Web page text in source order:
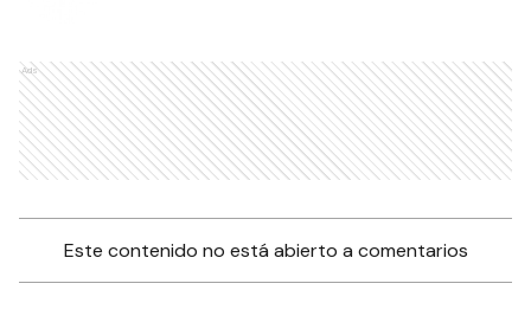
Ads
Este contenido no está abierto a comentarios